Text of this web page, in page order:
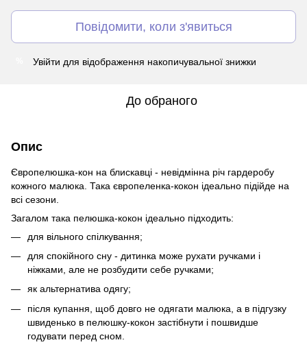
Повідомити, коли з'явиться
Увійти для відображення накопичувальної знижки
До обраного
Опис
Європелюшка-кон на блискавці - невідмінна річ гардеробу
кожного малюка. Така європеленка-кокон ідеально підійде на
всі сезони.
Загалом така пелюшка-кокон ідеально підходить:
для вільного спілкування;
для спокійного сну - дитинка може рухати ручками і
ніжками, але не розбудити себе ручками;
як альтернатива одягу;
після купання, щоб довго не одягати малюка, а в підгузку
швиденько в пелюшку-кокон застібнути і пошвидше
годувати перед сном.